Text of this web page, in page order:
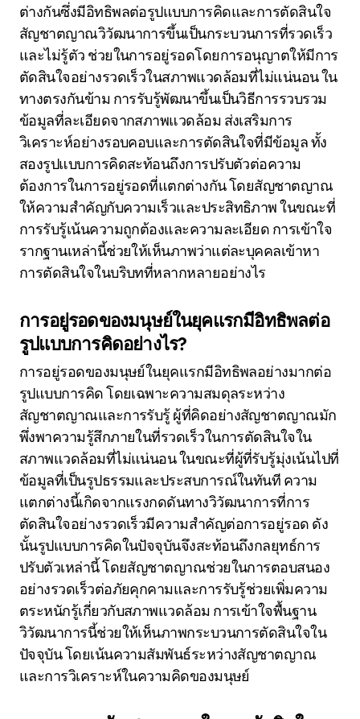
ต่างกันซึ่งมีอิทธิพลต่อรูปแบบการคิดและการตัดสินใจ
สัญชาตญาณวิวัฒนาการขึ้นเป็นกระบวนการที่รวดเร็ว
และไม่รู้ตัว ช่วยในการอยู่รอดโดยการอนุญาตให้มีการ
ตัดสินใจอย่างรวดเร็วในสภาพแวดล้อมที่ไม่แน่นอน ใน
ทางตรงกันข้าม การรับรู้พัฒนาขึ้นเป็นวิธีการรวบรวม
ข้อมูลที่ละเอียดจากสภาพแวดล้อม ส่งเสริมการ
วิเคราะห์อย่างรอบคอบและการตัดสินใจที่มีข้อมูล ทั้ง
สองรูปแบบการคิดสะท้อนถึงการปรับตัวต่อความ
ต้องการในการอยู่รอดที่แตกต่างกัน โดยสัญชาตญาณ
ให้ความสำคัญกับความเร็วและประสิทธิภาพ ในขณะที่
การรับรู้เน้นความถูกต้องและความละเอียด การเข้าใจ
รากฐานเหล่านี้ช่วยให้เห็นภาพว่าแต่ละบุคคลเข้าหา
การตัดสินใจในบริบทที่หลากหลายอย่างไร
การอยู่รอดของมนุษย์ในยุคแรกมีอิทธิพลต่อ
รูปแบบการคิดอย่างไร?
การอยู่รอดของมนุษย์ในยุคแรกมีอิทธิพลอย่างมากต่อ
รูปแบบการคิด โดยเฉพาะความสมดุลระหว่าง
สัญชาตญาณและการรับรู้ ผู้ที่คิดอย่างสัญชาตญาณมัก
พึ่งพาความรู้สึกภายในที่รวดเร็วในการตัดสินใจใน
สภาพแวดล้อมที่ไม่แน่นอน ในขณะที่ผู้ที่รับรู้มุ่งเน้นไปที่
ข้อมูลที่เป็นรูปธรรมและประสบการณ์ในทันที ความ
แตกต่างนี้เกิดจากแรงกดดันทางวิวัฒนาการที่การ
ตัดสินใจอย่างรวดเร็วมีความสำคัญต่อการอยู่รอด ดัง
นั้นรูปแบบการคิดในปัจจุบันจึงสะท้อนถึงกลยุทธ์การ
ปรับตัวเหล่านี้ โดยสัญชาตญาณช่วยในการตอบสนอง
อย่างรวดเร็วต่อภัยคุกคามและการรับรู้ช่วยเพิ่มความ
ตระหนักรู้เกี่ยวกับสภาพแวดล้อม การเข้าใจพื้นฐาน
วิวัฒนาการนี้ช่วยให้เห็นภาพกระบวนการตัดสินใจใน
ปัจจุบัน โดยเน้นความสัมพันธ์ระหว่างสัญชาตญาณ
และการวิเคราะห์ในความคิดของมนุษย์